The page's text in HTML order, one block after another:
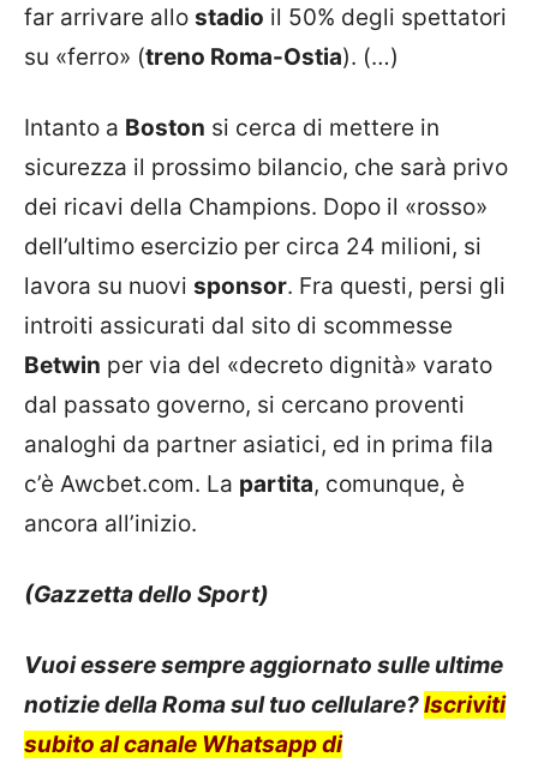
far arrivare allo stadio il 50% degli spettatori
su «ferro» (treno Roma-Ostia). (…)
Intanto a Boston si cerca di mettere in
sicurezza il prossimo bilancio, che sarà privo
dei ricavi della Champions. Dopo il «rosso»
dell’ultimo esercizio per circa 24 milioni, si
lavora su nuovi sponsor. Fra questi, persi gli
introiti assicurati dal sito di scommesse
Betwin per via del «decreto dignità» varato
dal passato governo, si cercano proventi
analoghi da partner asiatici, ed in prima fila
c’è Awcbet.com. La partita, comunque, è
ancora all’inizio.
(Gazzetta dello Sport)
Vuoi essere sempre aggiornato sulle ultime
notizie della Roma sul tuo cellulare?Iscriviti
subito al canale Whatsapp di